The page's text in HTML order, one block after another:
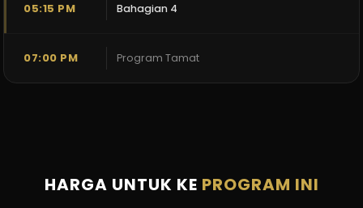
05:15 PM Bahagian 4
07:00 PM Program Tamat
HARGA UNTUK KE PROGRAM INI